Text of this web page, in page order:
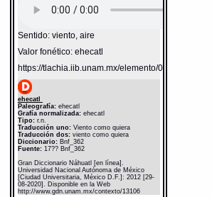
Sentido: viento, aire
Valor fonético: ehecatl
https://tlachia.iib.unam.mx/elemento/04.02.05
ehecatl
Paleografía:ehecatl
Grafía normalizada:ehecatl
Tipo:r.n.
Traducción uno:Viento como quiera
Traducción dos:viento como quiera
Diccionario: Bnf_362
Fuente:17?? Bnf_362
Gran Diccionario Náhuatl [en línea].
Universidad Nacional Autónoma de México
[Ciudad Universitaria, México D.F.]: 2012 [29-
08-2020]. Disponible en la Web
http://www.gdn.unam.mx/contexto/13106